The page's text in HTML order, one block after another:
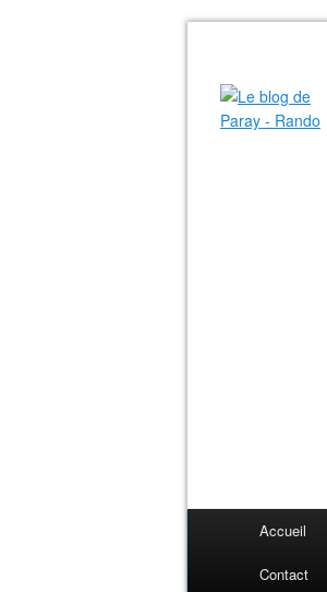
Accueil
Contact